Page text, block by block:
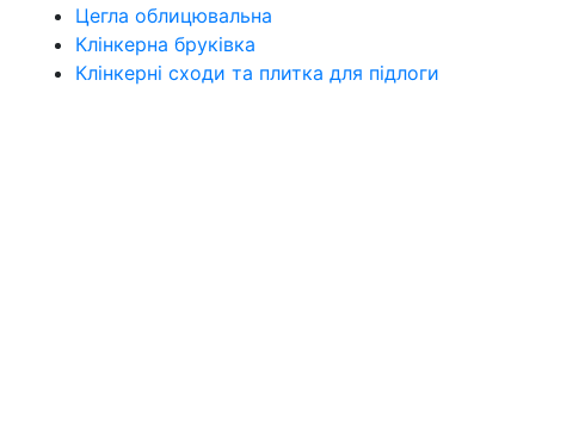
Цегла облицювальна
Клінкерна бруківка
Клінкерні сходи та плитка для підлоги